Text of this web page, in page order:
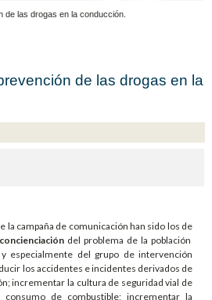
de las drogas en la conducción.
de las drogas en la
la campaña de comunicación han sido los de
del problema de la población
especialmente del grupo de intervención
los accidentes e incidentes derivados de
incrementar la cultura de seguridad vial de
de combustible; incrementar la